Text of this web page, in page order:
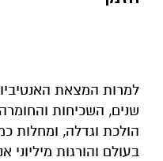
למרות המצאת
שנים, השכיחות
הולכת וגדלה, ומחלות
בעולם והורגות